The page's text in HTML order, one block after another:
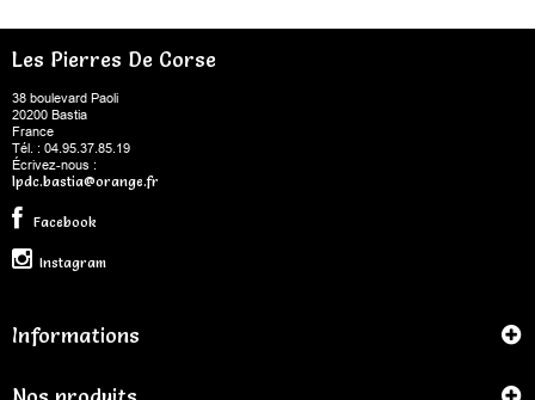
Les Pierres De Corse
38 boulevard Paoli
20200 Bastia
France
Tél. : 04.95.37.85.19
Écrivez-nous :
lpdc.bastia@orange.fr
Facebook
Instagram
Informations